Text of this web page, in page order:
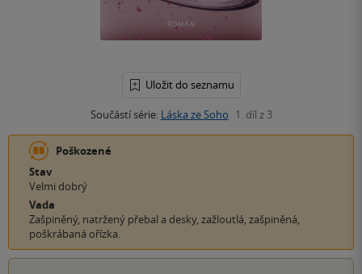
Uložit do seznamu
Součástí série: Láska ze Soho 1. díl z 3
Poškozené
Stav
Velmi dobrý
Vada
Zašpiněný, natržený přebal a desky, zažloutlá, zašpiněná,
poškrábaná ořízka.